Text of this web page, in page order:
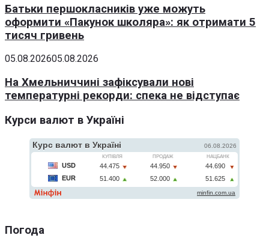
Батьки першокласників уже можуть
оформити «Пакунок школяра»: як отримати 5
тисяч гривень
05.08.202605.08.2026
На Хмельниччині зафіксували нові
температурні рекорди: спека не відступає
Курси валют в Україні
Погода